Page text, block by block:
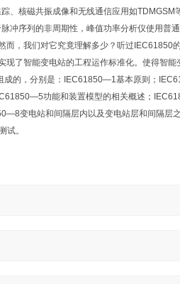
、核磁共振成像和无线通信应用如
冲序列的非周期性，峰值功率分析仪使用普
，我们对它究竟理解多少？听过IEC61850
了智能变电站的工程运作标准化。使得智能
的，分别是：IEC61850—1基本原则；
功能和装置模型的相关概述；
变电站和间隔层内以及变电站层和间隔
试。